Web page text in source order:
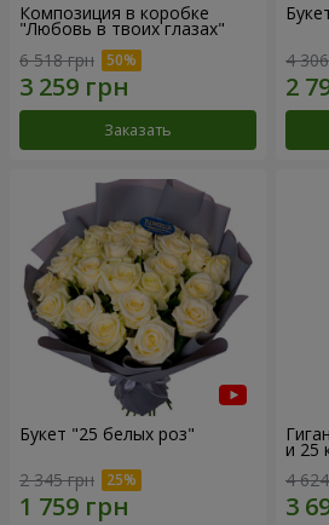
Композиция в коробке
"Любовь в твоих глазах"
6 518 грн
Заказать
4
Букет "25 белых роз"
2 345 грн
и 25
4